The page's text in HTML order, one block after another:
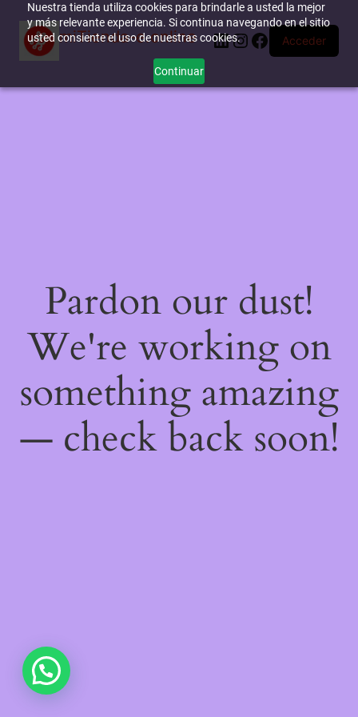
Nuestra tienda utiliza cookies para brindarle a usted la mejor
y más relevante experiencia. Si continua navegando en el sitio
usted consiente el uso de nuestras cookies.
Continuar
miTienda-e.online LinkedIn
Instagram
Facebook
Acceder
Pardon our dust!
We're working on
something amazing
— check back soon!